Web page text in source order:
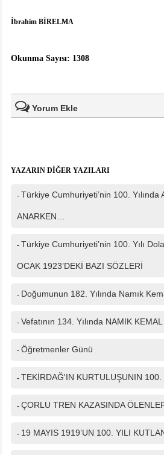
İbrahim BİRELMA
Okunma Sayısı: 1308
Yorum Ekle
Telefon
Mesajınız(*)
Güvenlik kodu
YAZARIN DİĞER YAZILARI
- Türkiye Cumhuriyeti’nin 100. Yılında
ANARKEN…
- Türkiye Cumhuriyeti’nin 100. Yılı
OCAK 1923’DEKİ BAZI SÖZLERİ
- Doğumunun 182. Yılında Namık
- Vefatının 134. Yılında NAMIK KEMAL
- Öğretmenler Günü
- TEKİRDAĞ'IN KURTULUŞUNIN 100.
- ÇORLU TREN KAZASINDA
- 19 MAYIS 1919’UN 100. YILI